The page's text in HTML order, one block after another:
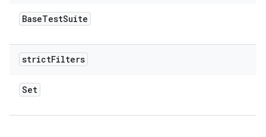
BaseTestSuite
strictFilters
Set